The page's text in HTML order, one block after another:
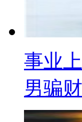
事业
男骗